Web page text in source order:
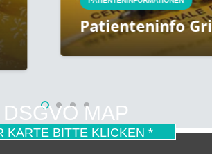
Grippeimpfstoff
DSGVO MAP
KARTE BITTE KLICKEN *